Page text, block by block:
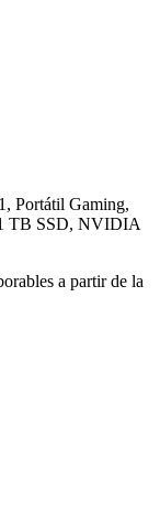
Portátil Gaming,
TB SSD, NVIDIA
a partir de la